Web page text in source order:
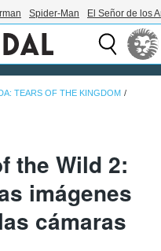
Spider-Man El Señor de los
TEARS OF THE KINGDOM
the Wild 2:
imágenes
cámaras